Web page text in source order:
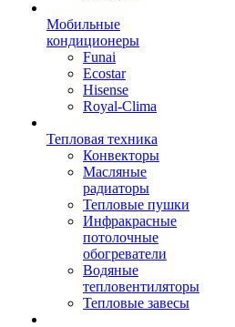
Мобильные
кондиционеры
Funai
Ecostar
Hisense
Royal-Clima
Тепловая техника
Конвекторы
Масляные
радиаторы
Тепловые пушки
Инфракрасные
потолочные
обогреватели
Водяные
тепловентиляторы
Тепловые завесы